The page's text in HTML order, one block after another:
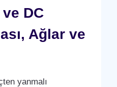
DC
Ağlar ve
yanmalı